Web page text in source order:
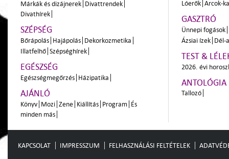
Márkák és dizájnerek Divattrendek
Divathírek
SZÉPSÉG
Bőrápolás Hajápolás Dekorkozmetika
Illatfelhő Szépséghírek
EGÉSZSÉG
Egészségmegőrzés Házipatika
AJÁNLÓ
Könyv Mozi Zene Kiállítás Program És
minden más
Lóerők Arcok-
GASZTRÓ
Ünnepi fogások
Ázsiai ízek Dél-
TEST &
2026. évi
ANTOLÓGIA
Tallozó
KAPCSOLAT IMPRESSZUM FELHASZNÁLÁSI FELTÉTELEK